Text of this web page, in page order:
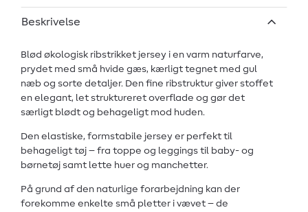
Beskrivelse
Blød økologisk ribstrikket jersey i en varm naturfarve,
prydet med små hvide gæs, kærligt tegnet med gul
næb og sorte detaljer. Den fine ribstruktur giver stoffet
en elegant, let struktureret overflade og gør det
særligt blødt og behageligt mod huden.
Den elastiske, formstabile jersey er perfekt til
behageligt tøj – fra toppe og leggings til baby- og
børnetøj samt lette huer og manchetter.
På grund af den naturlige forarbejdning kan der
forekomme enkelte små pletter i vævet – de